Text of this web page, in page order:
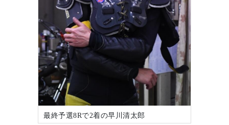
最終予選8Rで2着の早川清太郎